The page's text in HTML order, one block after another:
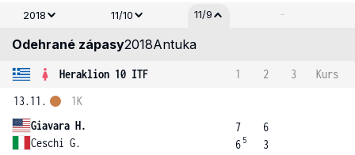
2018 11/10 11/9 -
Odehrané zápasy2018Antuka
Heraklion 10 ITF 1 2 3
Kurs
13.11.
Giavara H.
Ceschi G.
1K
7
6 5
6
3